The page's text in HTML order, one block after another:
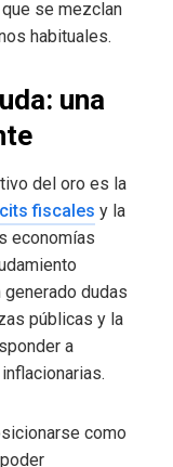
se mezclan
habituales.
una
del oro es la
fiscales y la
economías
dudas
públicas y la
a
como